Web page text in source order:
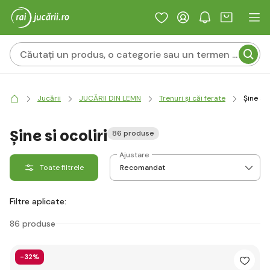
Jucării JUCĂRII DIN LEMN Trenuri și căi ferate Șine si
Șine si ocoliri 86 produse
Toate filtrele
Ajustare
Filtre aplicate:
86 produse
-32%